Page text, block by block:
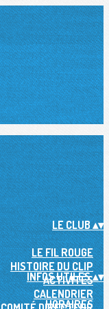
LE CLUB▴▾
LE FIL ROUGE
HISTOIRE DU CLIP
ACTIVITÉS
CALENDRIER
INFOS UTILES▴▾
HORAIRES